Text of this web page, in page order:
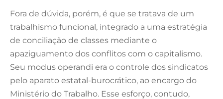
Fora de dúvida, porém, é que se tratava de um
trabalhismo funcional, integrado a uma estratégia
de conciliação de classes mediante o
apaziguamento dos conflitos com o capitalismo.
Seu modus operandi era o controle dos sindicatos
pelo aparato estatal-burocrático, ao encargo do
Ministério do Trabalho. Esse esforço, contudo,